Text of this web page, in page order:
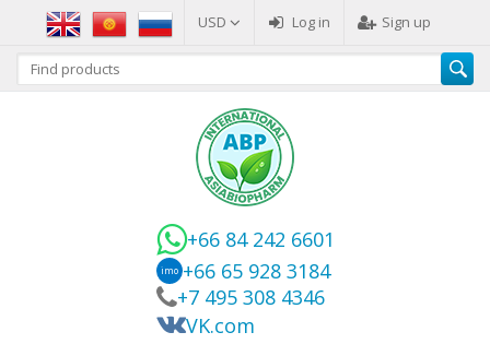
USD Log in Sign up
+66 84 242 6601
imo +66 65 928 3184
+7 495 308 4346
VK.com